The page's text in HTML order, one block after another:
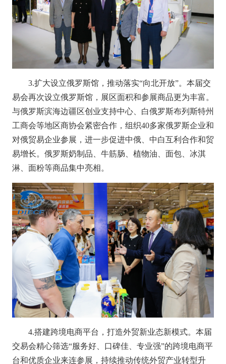
3.扩大设立俄罗斯馆，推动落实“向北开放”。 本届交
易会再次设立俄罗斯馆，展区面积和参展商品更为丰富。
与俄罗斯滨海边疆区创业支持中心、白俄罗斯布列斯特州
工商会等地区商协会紧密合作，组织40多家俄罗斯企业和
对俄贸易企业参展，进一步促进中俄、中白互利合作和贸
易增长。俄罗斯奶制品、牛筋肠、 植物油、面包、冰淇
淋、面粉等商品集中亮相。
4.搭建跨境电商平台，打造外贸新业态新模式。 本届
交易会精心筛选“服务好、口碑佳、专业强”的跨境电商平
台和优质企业来连参展，持续推动传统外贸产业转型升